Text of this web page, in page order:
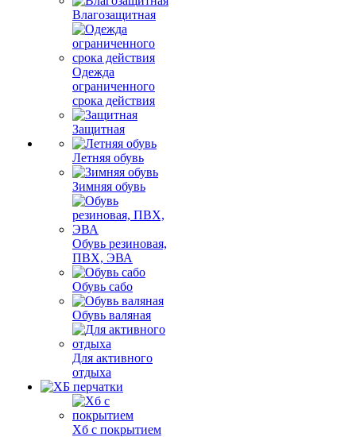
Влагозащитная
Одежда
ограниченного
срока действия
Защитная
Летняя обувь
Зимняя обувь
Обувь резиновая,
ПВХ, ЭВА
Обувь сабо
Обувь валяная
Для активного
отдыха
Хб с покрытием